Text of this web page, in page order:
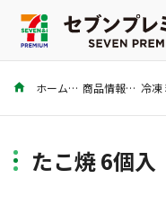
商品を探す
ホーム 商品情報
たこ焼 6個入